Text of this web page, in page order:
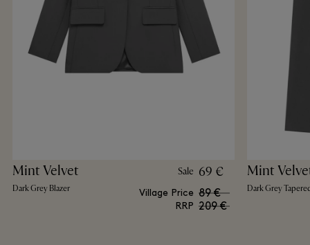
Mint Velvet
Dark Grey Blazer
Sale 69 €
Village Price 89 €
RRP 209 €
Mint
Dark Grey